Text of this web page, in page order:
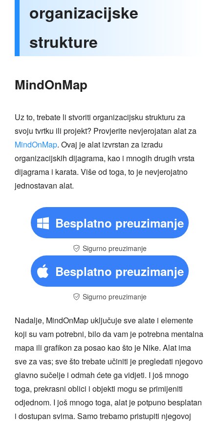
organizacijske
strukture
MindOnMap
Uz to, trebate li stvoriti organizacijsku strukturu za
svoju tvrtku ili projekt? Provjerite nevjerojatan alat za
MindOnMap. Ovaj je alat izvrstan za izradu
organizacijskih dijagrama, kao i mnogih drugih vrsta
dijagrama i karata. Više od toga, to je nevjerojatno
jednostavan alat.
Besplatno preuzimanje
Sigurno preuzimanje
Besplatno preuzimanje
Sigurno preuzimanje
Nadalje, MindOnMap uključuje sve alate i elemente
koji su vam potrebni, bilo da vam je potrebna mentalna
mapa ili grafikon za posao kao što je Nike. Alat ima
sve za vas; sve što trebate učiniti je pregledati njegovo
glavno sučelje i odmah ćete ga vidjeti. I još mnogo
toga, prekrasni oblici i objekti mogu se primijeniti
odjednom. I još mnogo toga, alat je potpuno besplatan
i dostupan svima. Samo trebamo pristupiti njegovoj